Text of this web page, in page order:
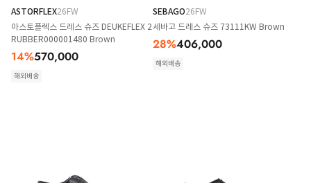
ASTORFLEX26FW
아스토플렉스 드레스 슈즈 DEUKEFLEX 2
RUBBER000001480 Brown
14%570,000
해외배송
SEBAGO26FW
세바고 드레스 슈즈 73111KW Brown
28%406,000
해외배송